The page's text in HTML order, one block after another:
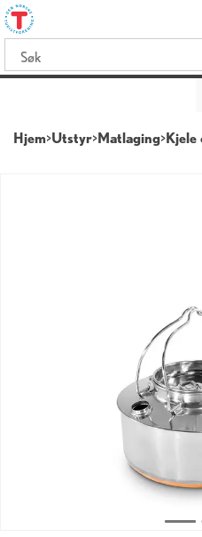
Hjem>Utstyr>Matlaging>Kjele